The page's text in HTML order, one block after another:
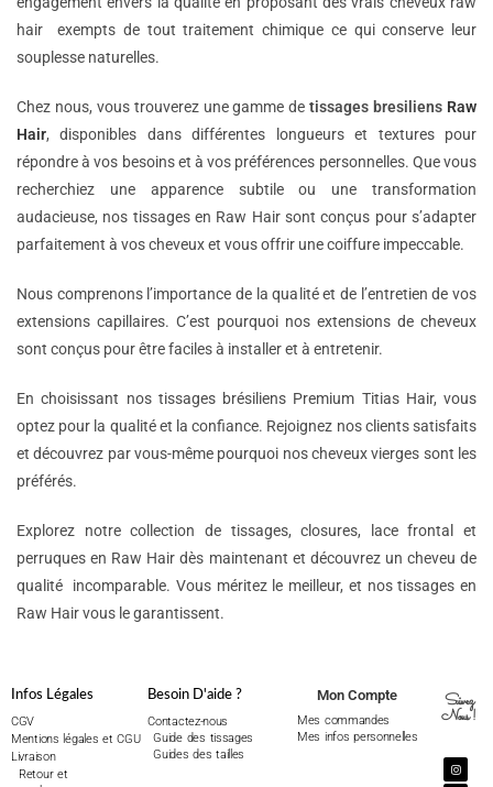
hair exempts de tout traitement chimique ce qui conserve leur
souplesse naturelles.
Chez nous, vous trouverez une gamme detissages bresiliens Raw
Hair, disponibles dans différentes longueurs et textures pour
répondre à vos besoins et à vos préférences personnelles. Que vous
recherchiez une apparence subtile ou une transformation
audacieuse, nos tissages en Raw Hair sont conçus pour s’adapter
parfaitement à vos cheveux et vous offrir une coiffure impeccable.
Nous comprenons l’importance de la qualité et de l’entretien de vos
extensions capillaires. C’est pourquoi nos extensions de cheveux
sont conçus pour être faciles à installer et à entretenir.
En choisissant nos tissages brésiliens Premium Titias Hair, vous
optez pour la qualité et la confiance. Rejoignez nos clients satisfaits
et découvrez par vous-même pourquoi nos cheveux vierges sont les
préférés.
Explorez notre collection de tissages, closures, lace frontal et
perruques en Raw Hair dès maintenant et découvrez un cheveu de
qualité incomparable. Vous méritez le meilleur, et nos tissages en
Raw Hair vous le garantissent.
Infos Légales
CGV
Mentions légales et CGU
Livraison
Retour et
Besoin D'aide ?
Contactez-nous
Guide des tissages
Guides des tailles
Mon Compte
Mes commandes
Mes infos personnelles
Suivez
Nous !